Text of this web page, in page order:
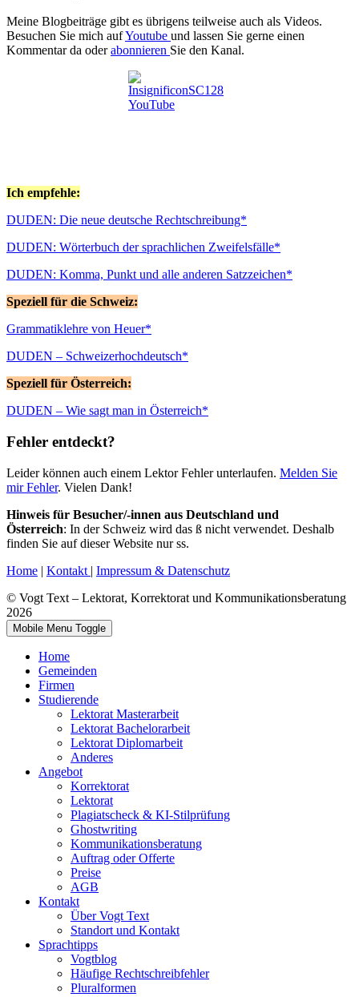
Meine Blogbeiträge gibt es übrigens teilweise auch als Videos.
Besuchen Sie mich aufYoutube und lassen Sie gerne einen
Kommentar da oderabonnieren Sie den Kanal.
Ich empfehle:
DUDEN: Die neue deutsche Rechtschreibung*
DUDEN: Wörterbuch der sprachlichen Zweifelsfälle*
DUDEN: Komma, Punkt und alle anderen Satzzeichen*
Speziell für die Schweiz:
Grammatiklehre von Heuer*
DUDEN – Schweizerhochdeutsch*
Speziell für Österreich:
DUDEN – Wie sagt man in Österreich*
Fehler entdeckt?
Leider können auch einem Lektor Fehler unterlaufen. Melden Sie
mir Fehler. Vielen Dank!
Hinweis für Besucher/-innen aus Deutschland und
Österreich: In der Schweiz wird das ß nicht verwendet. Deshalb
finden Sie auf dieser Website nur ss.
Home | Kontakt | Impressum & Datenschutz
© Vogt Text – Lektorat, Korrektorat und Kommunikationsberatung
2026
Mobile Menu Toggle
Home
Gemeinden
Firmen
Studierende
Lektorat Masterarbeit
Lektorat Bachelorarbeit
Lektorat Diplomarbeit
Anderes
Angebot
Korrektorat
Lektorat
Plagiatscheck & KI-Stilprüfung
Ghostwriting
Kommunikationsberatung
Auftrag oder Offerte
Preise
AGB
Kontakt
Über Vogt Text
Standort und Kontakt
Sprachtipps
Vogtblog
Häufige Rechtschreibfehler
Pluralformen